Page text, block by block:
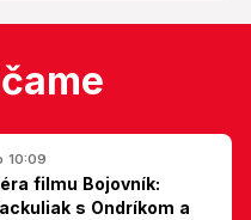
10:09
filmu Bojovník:
s Ondríkom a